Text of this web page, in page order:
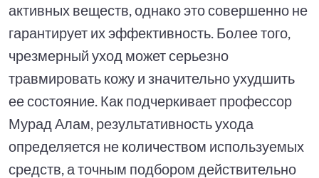
активных веществ, однако это совершенно не
гарантирует их эффективность. Более того,
чрезмерный уход может серьезно
травмировать кожу и значительно ухудшить
ее состояние. Как подчеркивает профессор
Мурад Алам, результативность ухода
определяется не количеством используемых
средств, а точным подбором действительно